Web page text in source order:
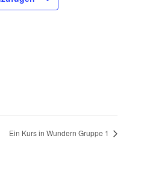
Ein Kurs in Wundern Gruppe 1